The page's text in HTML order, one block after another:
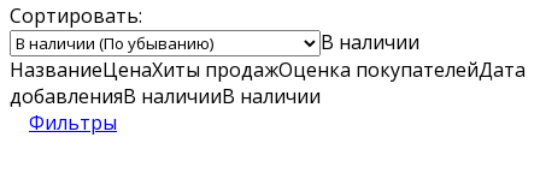
Сортировать:
В наличии
НазваниеЦенаХиты продажОценка покупателейДата
добавленияВ наличииВ наличии
Фильтры